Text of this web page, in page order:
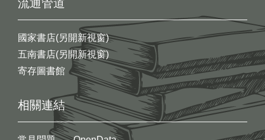
流通管道
國家書店(另開新視窗)
五南書店(另開新視窗)
寄存圖書館
相關連結